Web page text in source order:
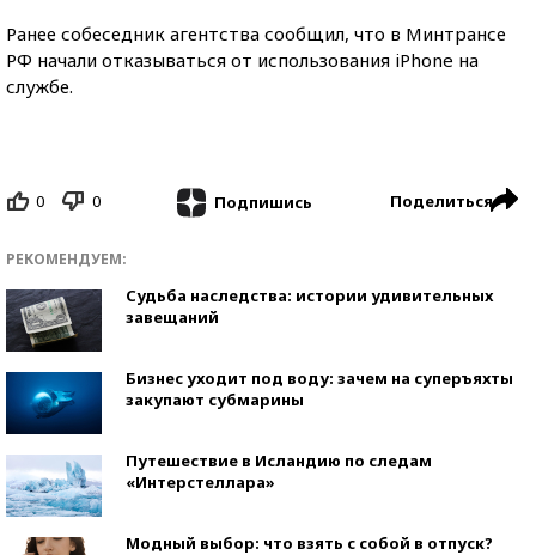
Ранее собеседник агентства сообщил, что в Минтрансе
РФ начали отказываться от использования iPhone на
службе.
0 0 Подпишись Поделиться
РЕКОМЕНДУЕМ:
Судьба наследства: истории удивительных
завещаний
Бизнес уходит под воду: зачем на суперъяхты
закупают субмарины
Путешествие в Исландию по следам
«Интерстеллара»
Модный выбор: что взять с собой в отпуск?